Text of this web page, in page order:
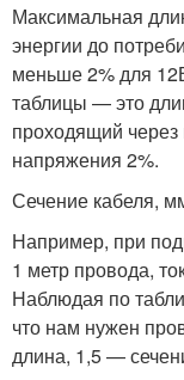
Максимальная
энергии до
меньше 2% для
таблицы — это
проходящий через
напряжения 2%.
Сечение кабеля,
Например, при
1 метр провода,
Наблюдая по
что нам нужен
длина, 1,5 —